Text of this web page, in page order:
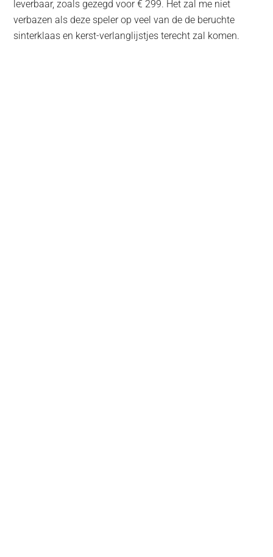
leverbaar, zoals gezegd voor € 299. Het zal me niet
verbazen als deze speler op veel van de de beruchte
sinterklaas en kerst-verlanglijstjes terecht zal komen.